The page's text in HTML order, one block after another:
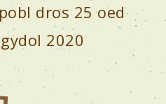
dros 25 oed
2020